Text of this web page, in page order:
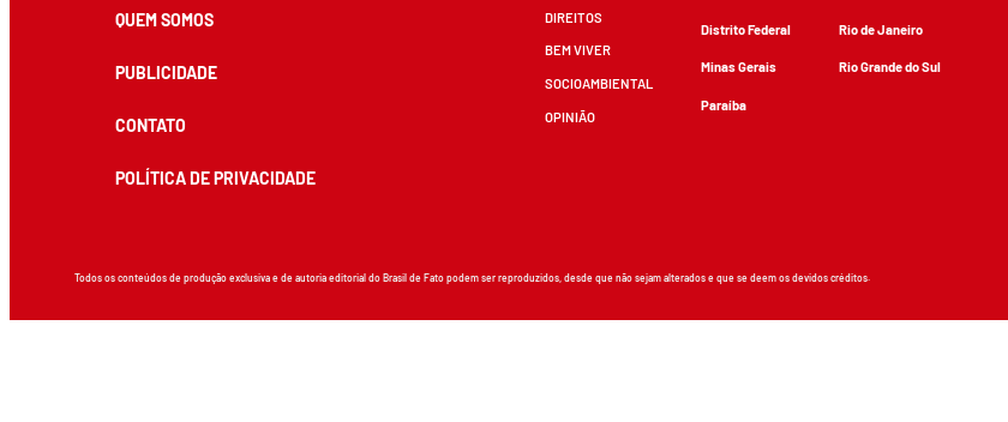
QUEM SOMOS
PUBLICIDADE
CONTATO
POLÍTICA DE PRIVACIDADE
DIREITOS
BEM VIVER
SOCIOAMBIENTAL
OPINIÃO
Distrito Federal
Minas Gerais
Paraíba
Rio de Janeiro
Rio Grande do Sul
Todos os conteúdos de produção exclusiva e de autoria editorial do Brasil de Fato podem ser reproduzidos, desde que não sejam alterados e que se deem os devidos créditos.